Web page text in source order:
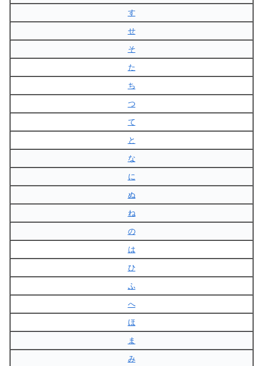
す
せ
そ
た
ち
つ
て
と
な
に
ぬ
ね
の
は
ひ
ふ
へ
ほ
ま
み